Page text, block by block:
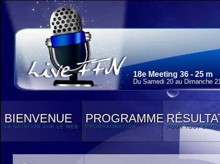
18e Meeting 36 - 25 m
Du Samedi 20 au Dimanche
BIENVENUE
LA NATATION SUR LE WEB
PROGRAMME
PROGRAMMATION POUR TOUT